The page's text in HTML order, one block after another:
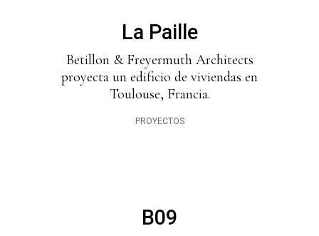
La Paille
Betillon & Freyermuth Architects
proyecta un edificio de viviendas en
Toulouse, Francia.
PROYECTOS
B09